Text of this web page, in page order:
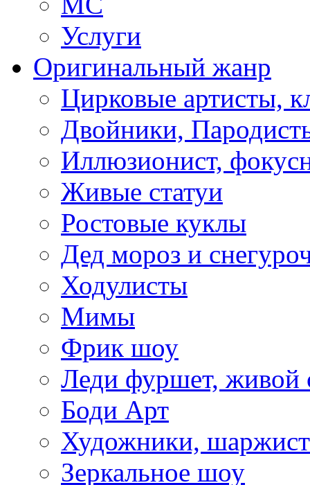
Услуги
Оригинальный жанр
Цирковые артисты,
Двойники,
Иллюзионист,
Живые статуи
Ростовые куклы
Дед мороз и
Ходулисты
Мимы
Фрик шоу
Леди фуршет, живой
Боди Арт
Художники,
Зеркальное шоу